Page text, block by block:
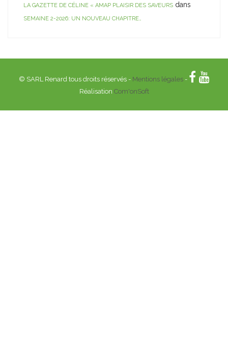
LA GAZETTE DE CÉLINE « AMAP PLAISIR DES SAVEURS dans
SEMAINE 2-2026: UN NOUVEAU CHAPITRE…
© SARL Renard tous droits réservés - Mentions légales-
Réalisation Com'onSoft